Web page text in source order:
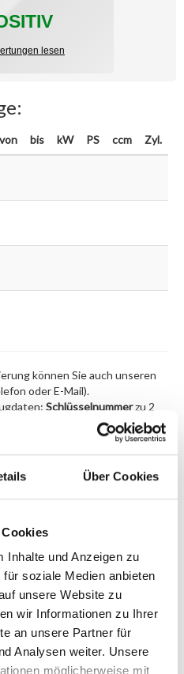
Über Cookies
Inhalte und Anzeigen zu
soziale Medien anbieten
unsere Website zu
wir Informationen zu Ihrer
an unsere Partner für
Analysen weiter. Unsere
möglicherweise mit
lesen
von bis kW PS ccm Zyl.
können Sie auch unseren
oder E-Mail).
Schlüsselnummerzu 2